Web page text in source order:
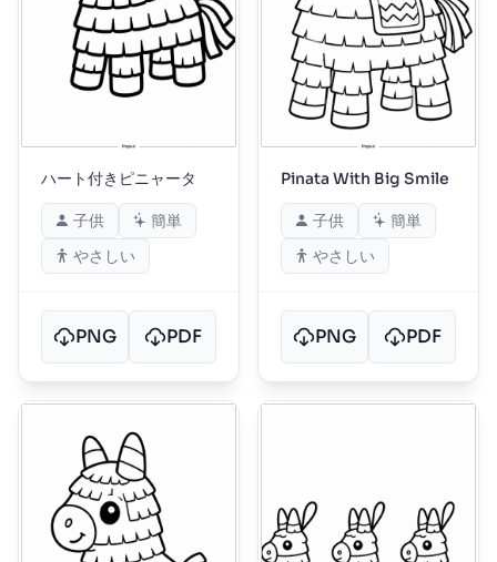
ハート付きピニャータ
子供
簡単
やさしい
PNG PDF
Pinata With Big Smile
子供
簡単
やさしい
PNG PDF